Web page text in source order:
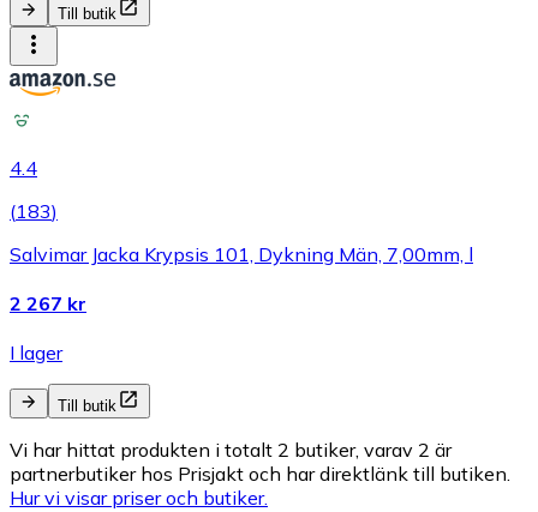
Till butik
4.4
(183)
Salvimar Jacka Krypsis 101, Dykning Män, 7,00mm, l
2 267 kr
I lager
Till butik
Vi har hittat produkten i totalt 2 butiker, varav 2 är
partnerbutiker hos Prisjakt och har direktlänk till butiken.
Hur vi visar priser och butiker.